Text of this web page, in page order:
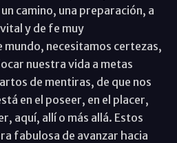
camino, una preparación, a
y de fe muy
mundo, necesitamos certezas,
nuestra vida a metas
de mentiras, de que nos
en el poseer, en el placer,
aquí, allí o más allá. Estos
fabulosa de avanzar hacia